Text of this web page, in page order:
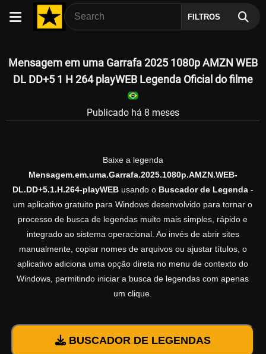
FILTROS
Mensagem em uma Garrafa 2025 1080p AMZN WEB
DL DD+5 1 H 264 playWEB Legenda Oficial do filme
Publicado há 8 meses
Baixe a legenda
Mensagem.em.uma.Garrafa.2025.1080p.AMZN.WEB-
DL.DD+5.1.H.264-playWEBusando o Buscador de Legenda-
um aplicativo gratuito para Windows desenvolvido para tornar o
processo de busca de legendas muito mais simples, rápido e
integrado ao sistema operacional. Ao invés de abrir sites
manualmente, copiar nomes de arquivos ou ajustar títulos, o
aplicativo adiciona uma opção direta no menu de contexto do
Windows, permitindo iniciar a busca de legendas com apenas
um clique.
BUSCADOR DE LEGENDAS